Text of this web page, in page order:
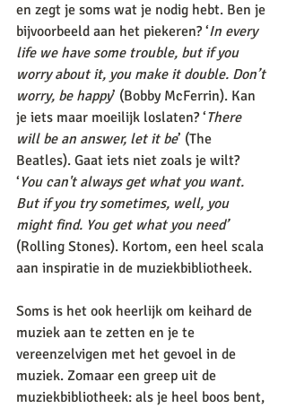
en zegt je soms wat je nodig hebt. Ben je
bijvoorbeeld aan het piekeren? ‘In every
life we have some trouble, but if you
worry about it, you make it double. Don’t
worry, be happy’ (Bobby McFerrin). Kan
je iets maar moeilijk loslaten? ‘There
will be an answer, let it be’ (The
Beatles). Gaat iets niet zoals je wilt?
‘You can't always get what you want.
But if you try sometimes, well, you
might find. You get what you need’
(Rolling Stones). Kortom, een heel scala
aan inspiratie in de muziekbibliotheek.
Soms is het ook heerlijk om keihard de
muziek aan te zetten en je te
vereenzelvigen met het gevoel in de
muziek. Zomaar een greep uit de
muziekbibliotheek: als je heel boos bent,